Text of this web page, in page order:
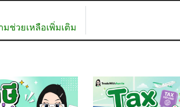
มช่วยเหลือเพิ่มเติม